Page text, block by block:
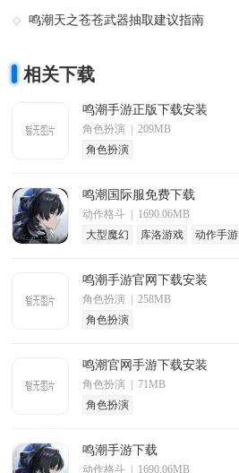
鸣潮天之苍苍武器抽取建议指南
相关下载
鸣潮手游正版下载安装
角色扮演 | 209MB
角色扮演
鸣潮国际服免费下载
动作格斗 | 1690.06MB
大型魔幻
库洛游戏 动作手游
鸣潮手游官网下载安装
角色扮演 | 258MB
角色扮演
鸣潮官网手游下载安装
角色扮演 | 71MB
角色扮演
鸣潮手游下载
动作格斗 | 1690.06MB